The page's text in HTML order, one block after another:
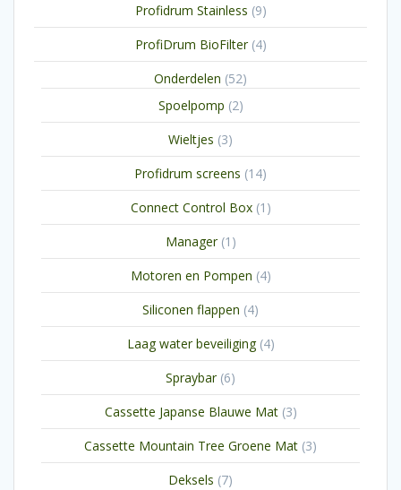
Profidrum Stainless 99
producten
ProfiDrum BioFilter 44
producten
Onderdelen 5252
Spoelpomp 22
producten
Wieltjes 33
producten
Profidrum screens 1414
producten
Connect Control Box 1 1
product
Manager 1 1
product
Motoren en Pompen 44
producten
Siliconen flappen 44
producten
Laag water beveiliging 44
producten
Spraybar 66
producten
Cassette Japanse Blauwe Mat 33
producten
Cassette Mountain Tree Groene Mat 33
producten
Deksels 77